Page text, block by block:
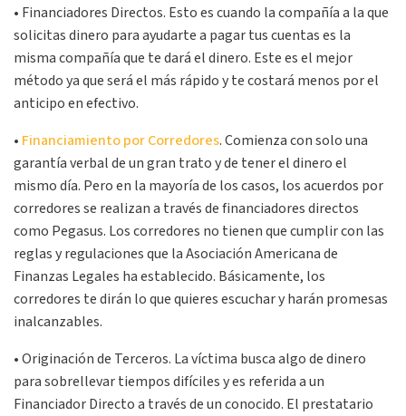
• Financiadores Directos. Esto es cuando la compañía a la que
solicitas dinero para ayudarte a pagar tus cuentas es la
misma compañía que te dará el dinero. Este es el mejor
método ya que será el más rápido y te costará menos por el
anticipo en efectivo.
• Financiamiento por Corredores. Comienza con solo una
garantía verbal de un gran trato y de tener el dinero el
mismo día. Pero en la mayoría de los casos, los acuerdos por
corredores se realizan a través de financiadores directos
como Pegasus. Los corredores no tienen que cumplir con las
reglas y regulaciones que la Asociación Americana de
Finanzas Legales ha establecido. Básicamente, los
corredores te dirán lo que quieres escuchar y harán promesas
inalcanzables.
• Originación de Terceros. La víctima busca algo de dinero
para sobrellevar tiempos difíciles y es referida a un
Financiador Directo a través de un conocido. El prestatario